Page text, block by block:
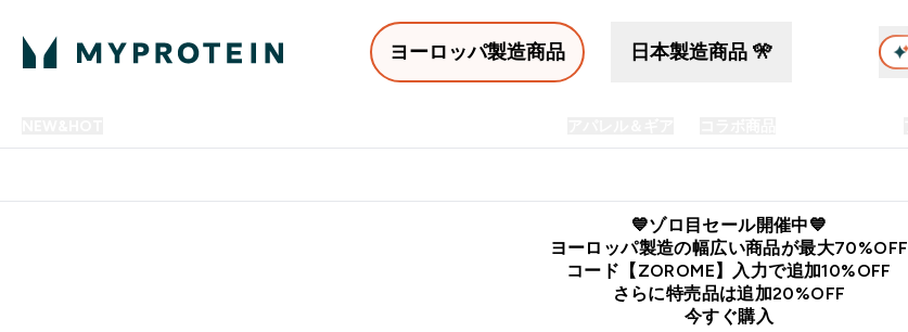
ヨーロッパ製造商品 日本製造商品 🎌
💙ゾロ目セール開催中💙
ヨーロッパ製造の幅広い商品が最大70%OFF
コード【ZOROME】入力で追加10%OFF
さらに特売品は追加20%OFF
今すぐ購入